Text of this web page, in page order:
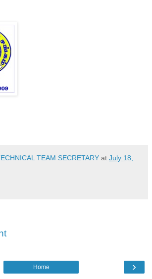
TEAM SECRETARY at July 18,
›
Home